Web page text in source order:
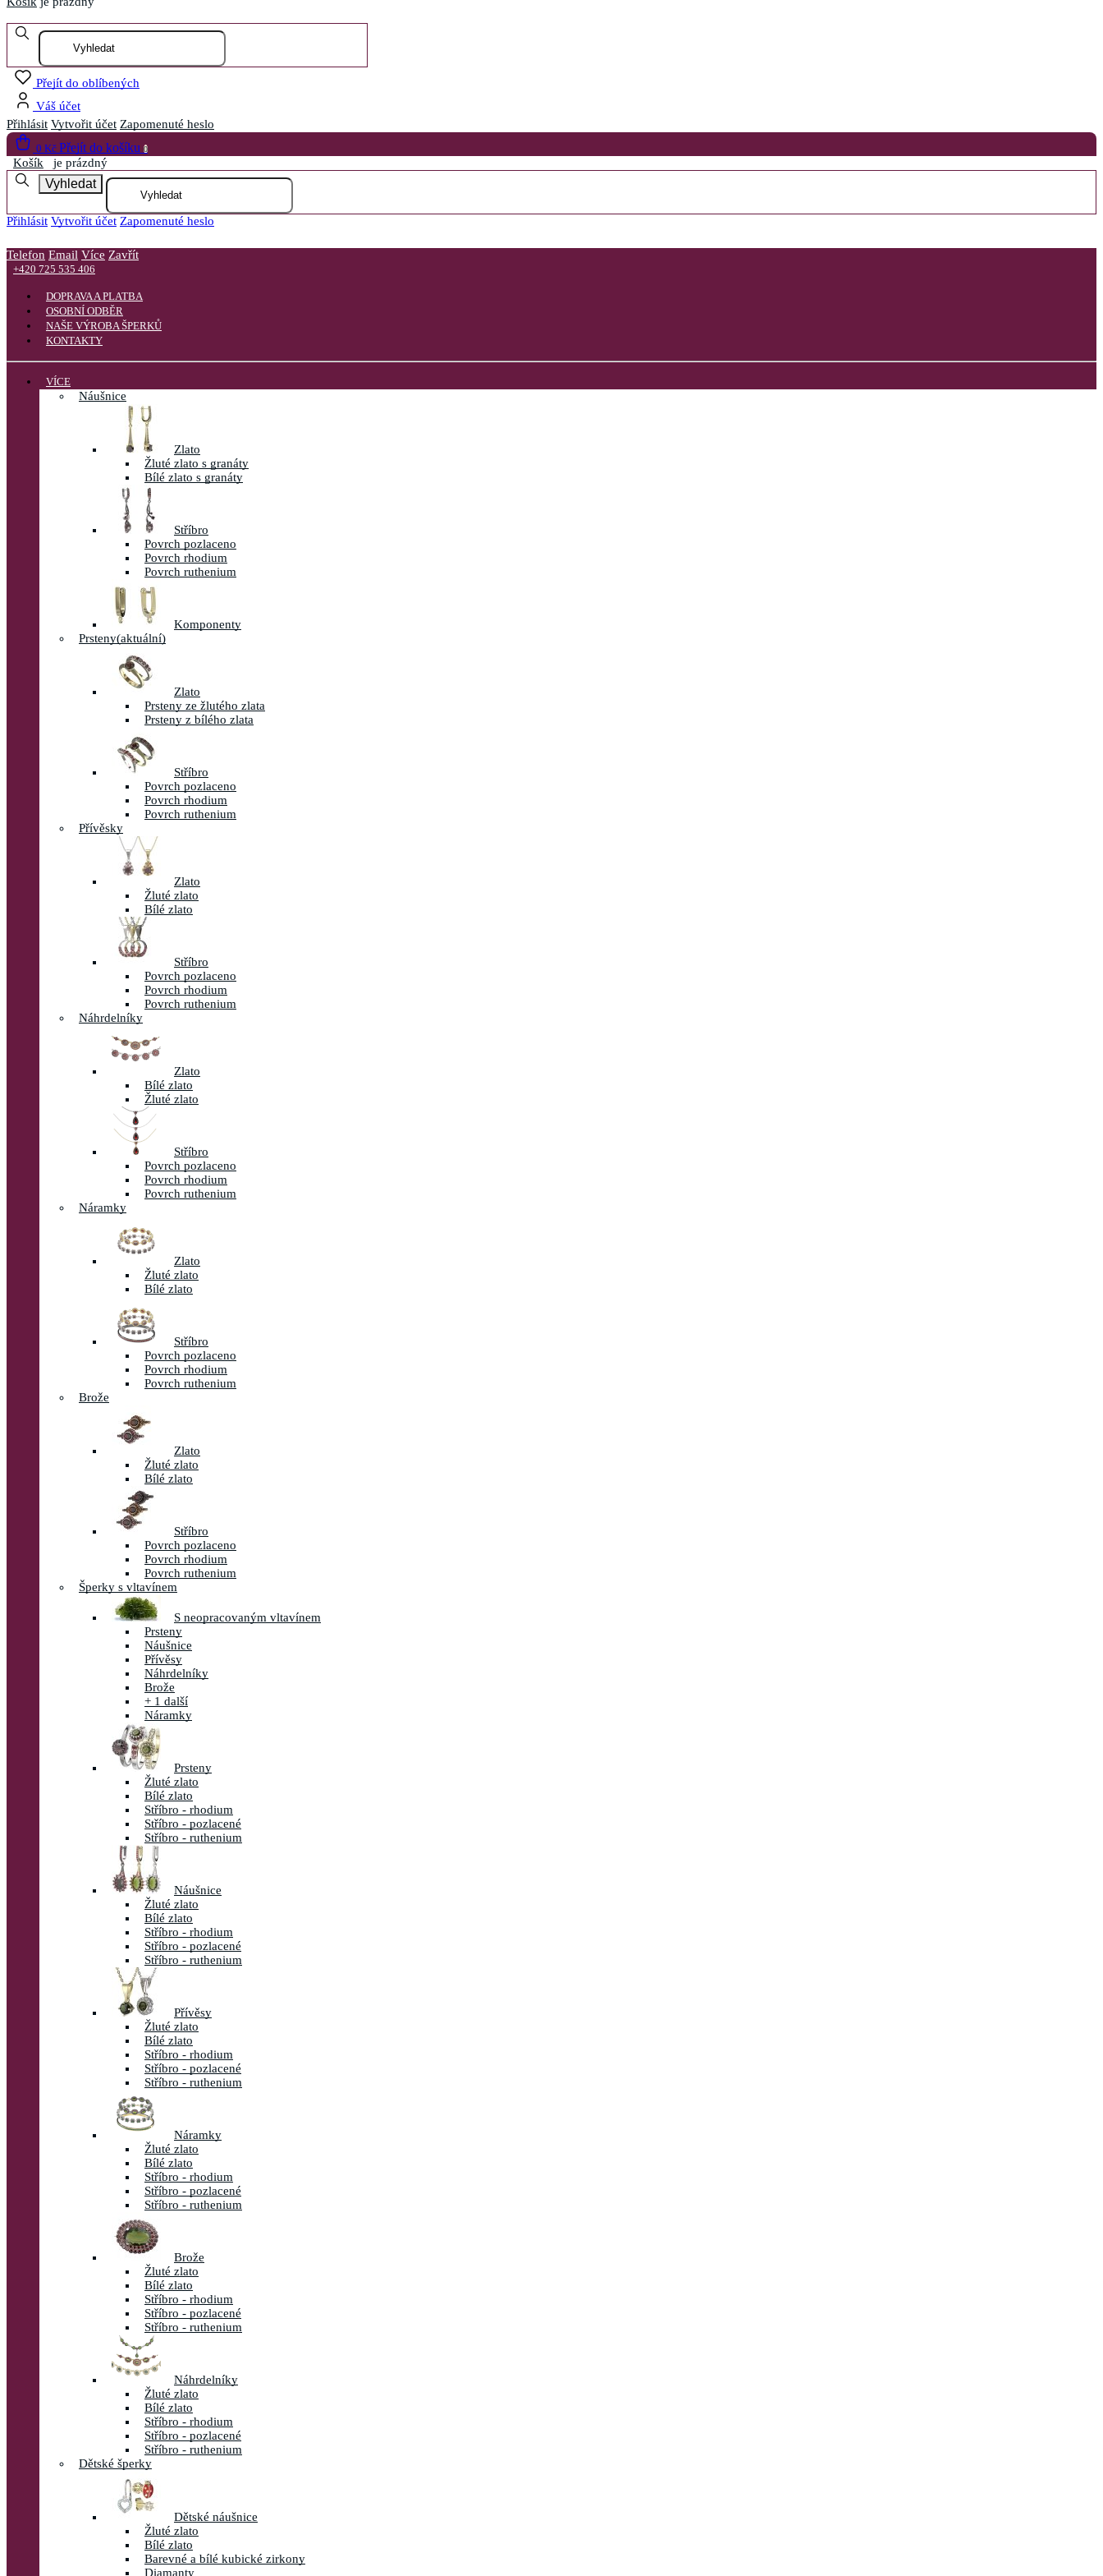
Přejít do oblíbených
Váš účet
Přihlásit Vytvořit účet Zapomenuté heslo
0 Kč Přejít do košíku 0
Košík je prázdný
Vyhledat
Přihlásit Vytvořit účet Zapomenuté heslo
Telefon Email Více Zavřít
+420 725 535 406
DOPRAVA A PLATBA
OSOBNÍ ODBĚR
NAŠE VÝROBA ŠPERKŮ
KONTAKTY
VÍCE
Náušnice
Zlato
Žluté zlato s granáty
Bílé zlato s granáty
Stříbro
Povrch pozlaceno
Povrch rhodium
Povrch ruthenium
Komponenty
Prsteny(aktuální)
Zlato
Prsteny ze žlutého zlata
Prsteny z bílého zlata
Stříbro
Povrch pozlaceno
Povrch rhodium
Povrch ruthenium
Přívěsky
Zlato
Žluté zlato
Bílé zlato
Stříbro
Povrch pozlaceno
Povrch rhodium
Povrch ruthenium
Náhrdelníky
Zlato
Bílé zlato
Žluté zlato
Stříbro
Povrch pozlaceno
Povrch rhodium
Povrch ruthenium
Náramky
Zlato
Žluté zlato
Bílé zlato
Stříbro
Povrch pozlaceno
Povrch rhodium
Povrch ruthenium
Brože
Zlato
Žluté zlato
Bílé zlato
Stříbro
Povrch pozlaceno
Povrch rhodium
Povrch ruthenium
Šperky s vltavínem
S neopracovaným vltavínem
Prsteny
Náušnice
Přívěsy
Náhrdelníky
Brože
+ 1 další
Náramky
Prsteny
Žluté zlato
Bílé zlato
Stříbro - rhodium
Stříbro - pozlacené
Stříbro - ruthenium
Náušnice
Žluté zlato
Bílé zlato
Stříbro - rhodium
Stříbro - pozlacené
Stříbro - ruthenium
Přívěsy
Žluté zlato
Bílé zlato
Stříbro - rhodium
Stříbro - pozlacené
Stříbro - ruthenium
Náramky
Žluté zlato
Bílé zlato
Stříbro - rhodium
Stříbro - pozlacené
Stříbro - ruthenium
Brože
Žluté zlato
Bílé zlato
Stříbro - rhodium
Stříbro - pozlacené
Stříbro - ruthenium
Náhrdelníky
Žluté zlato
Bílé zlato
Stříbro - rhodium
Stříbro - pozlacené
Stříbro - ruthenium
Dětské šperky
Dětské náušnice
Žluté zlato
Bílé zlato
Barevné a bílé kubické zirkony
Diamanty